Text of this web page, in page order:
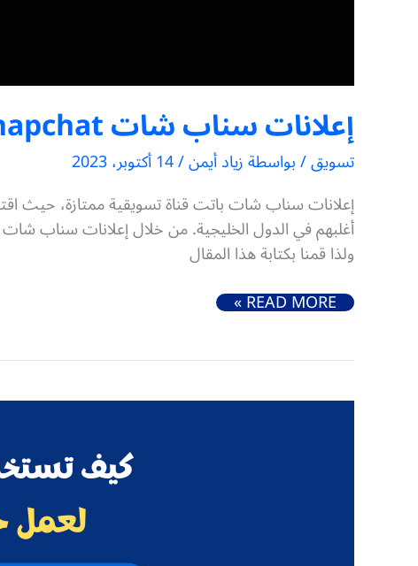
إعلانات سناب شات Snapchat (دليل شامل للمبتدئين)
تسويق/ بواسطةزياد أيمن/14 أكتوبر، 2023
أغلبهم في الدول الخليجية. من خلال إعلانات سناب شات
ولذا قمنا بكتابة هذا المقال
إعلانات سناب شات SNAPCHAT (دليل شامل للمبتدئين)
READ MORE »